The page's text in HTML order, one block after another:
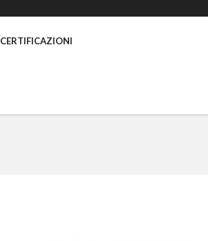
CERTIFICAZIONI